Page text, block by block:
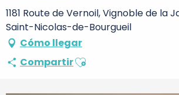
1181 Route de Vernoil, Vignoble de la
Saint-Nicolas-de-Bourgueil
Cómo llegar
CompartirAjouter aux favoris